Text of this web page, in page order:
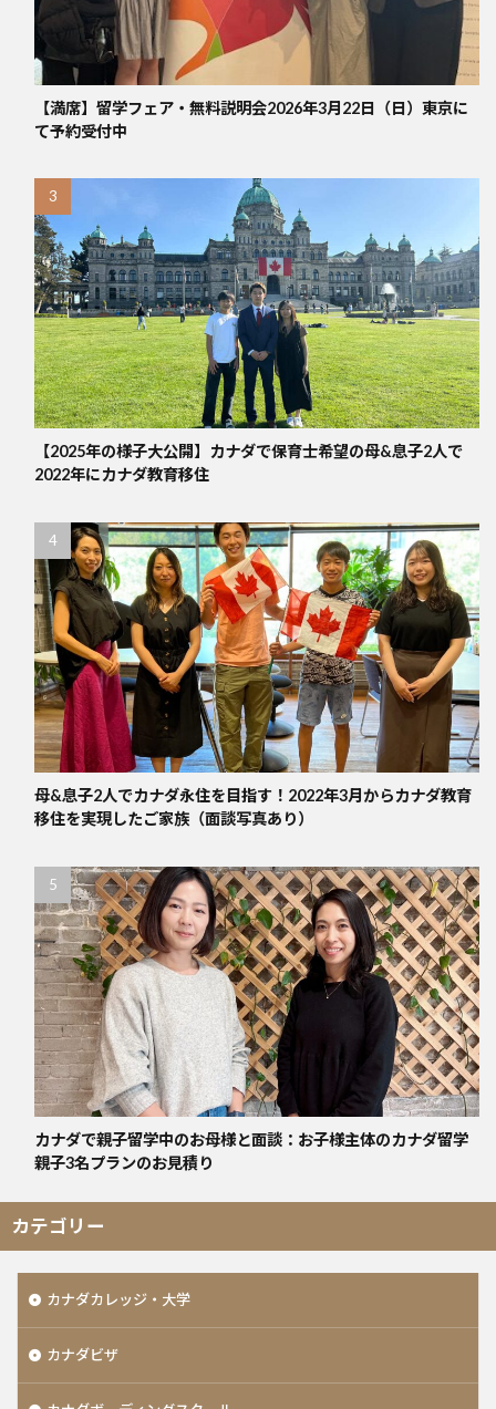
【満席】留学フェア・無料説明会2026年3月22日（日）東京に
て予約受付中
【2025年の様子大公開】カナダで保育士希望の母&息子2人で
2022年にカナダ教育移住
母&息子2人でカナダ永住を目指す！2022年3月からカナダ教育
移住を実現したご家族（面談写真あり）
カナダで親子留学中のお母様と面談：お子様主体のカナダ留学
親子3名プランのお見積り
カテゴリー
カナダカレッジ・大学
カナダビザ